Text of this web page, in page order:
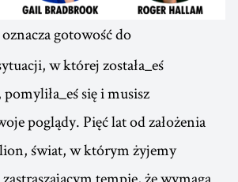
oznacza gotowość do
w której została_eś
się i musisz
poglądy. Pięć lat od założenia
świat, w którym żyjemy